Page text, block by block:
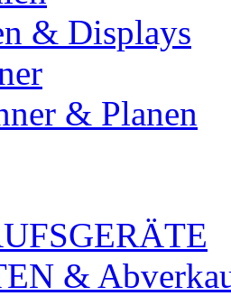
& Displays
& Planen
&